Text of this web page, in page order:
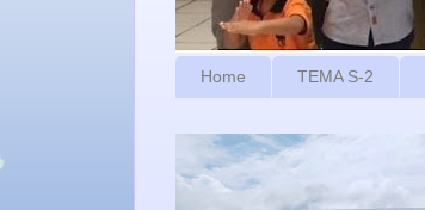
Home TEMA S-2